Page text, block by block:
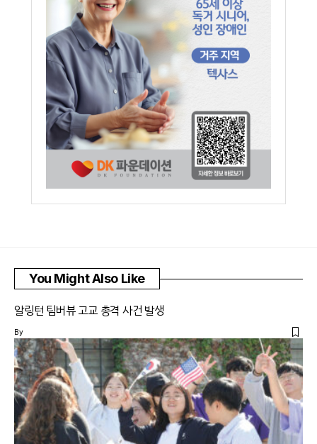
You Might Also Like
알링턴 팀버뷰 고교 총격 사건 발생
By